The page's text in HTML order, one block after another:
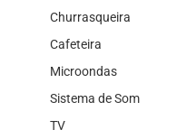
Churrasqueira
Cafeteira
Microondas
Sistema de Som
TV